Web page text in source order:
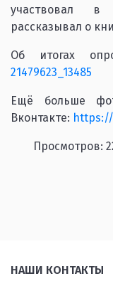
участвовал в
рассказывал о
Об итогах
21479623_13485
Ещё больше
Вконтакте: https://
Просмотров:
НАШИ КОНТАКТЫ